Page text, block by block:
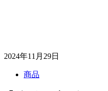
2024年11月29日
商品